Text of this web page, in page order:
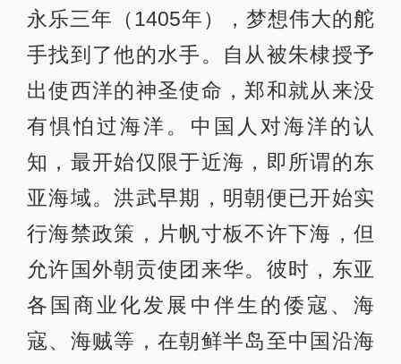
永乐三年（1405年），梦想伟大的舵
手找到了他的水手。自从被朱棣授予
出使西洋的神圣使命，郑和就从来没
有惧怕过海洋。中国人对海洋的认
知，最开始仅限于近海，即所谓的东
亚海域。洪武早期，明朝便已开始实
行海禁政策，片帆寸板不许下海，但
允许国外朝贡使团来华。彼时，东亚
各国商业化发展中伴生的倭寇、海
寇、海贼等，在朝鲜半岛至中国沿海